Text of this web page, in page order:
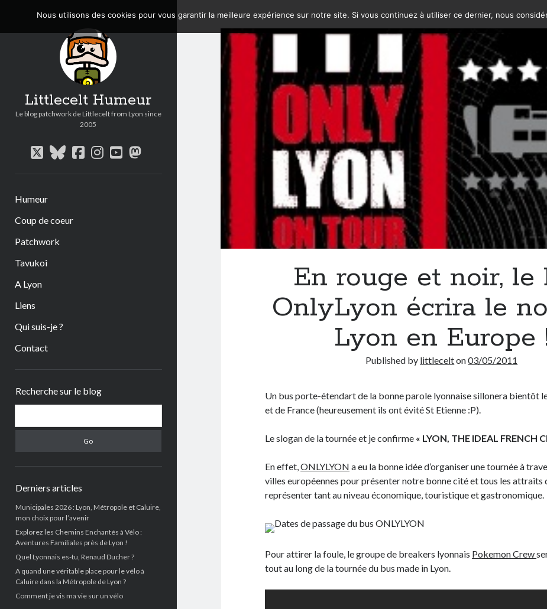
Littlecelt Humeur
Le blog patchwork de Littlecelt from Lyon since
2005
twitterbluesky
facebook
instagram
youtube
mastodon
Humeur
Coup de coeur
Patchwork
Tavukoi
A Lyon
Liens
Qui suis-je ?
Contact
Recherche sur le blog
Derniers articles
Municipales 2026 : Lyon, Métropole et Caluire,
mon choix pour l’avenir
Explorez les Chemins Enchantés à Vélo :
Aventures Familiales près de Lyon !
Quel Lyonnais es-tu, Renaud Ducher ?
A quand une véritable place pour le vélo à
Caluire dans la Métropole de Lyon ?
Comment je vis ma vie sur un vélo
En rouge et noir, le
OnlyLyon écrira le
Lyon en Europe
Published by littlecelton03/05/2011
Un bus porte-étendart de la bonne parole lyonnaise sillonera bientôt
et de France (heureusement ils ont évité St Etienne :P).
Le slogan de la tournée et je confirme « LYON, THE IDEAL FRENCH
En effet,ONLYLYON a eu la bonne idée d’organiser une tournée à
villes européennes pour présenter notre bonne cité et tous les attraits
représenter tant au niveau économique, touristique et gastronomique.
Pour attirer la foule, le groupe de breakers lyonnais Pokemon Crew
tout au long de la tournée du bus made in Lyon.
Nous utilisons des cookies pour vous garantir la meilleure expérience sur notre site. Si vous continuez à utiliser ce dernier, nous